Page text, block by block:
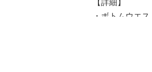
【詳細】
・ボトムウエ
・ポケット：